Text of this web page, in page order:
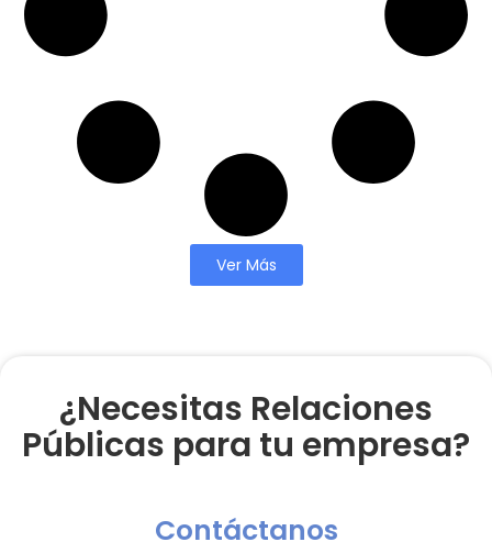
Ver Más
¿Necesitas Relaciones
Públicas para tu empresa?
Contáctanos